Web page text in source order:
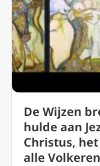
De Wijzen
hulde aan
Christus,
alle Volkeren